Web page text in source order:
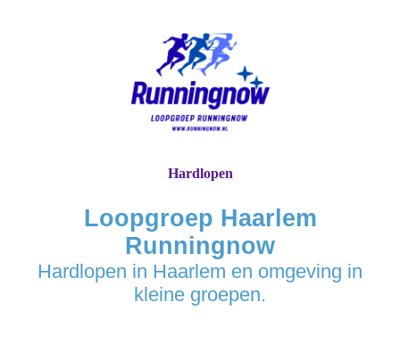
Loopgroep Haarlem
Runningnow
Hardlopen in Haarlem en omgeving in
kleine groepen.
Hardlopen